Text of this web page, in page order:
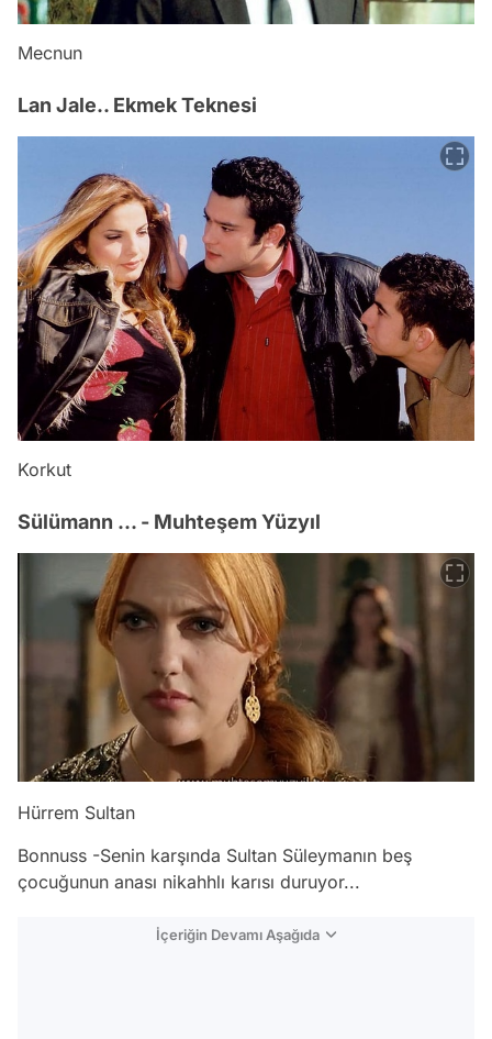
Mecnun
Lan Jale.. Ekmek Teknesi
Korkut
Sülümann ... - Muhteşem Yüzyıl
Hürrem Sultan
Bonnuss -Senin karşında Sultan Süleymanın beş
çocuğunun anası nikahhlı karısı duruyor...
İçeriğin Devamı Aşağıda